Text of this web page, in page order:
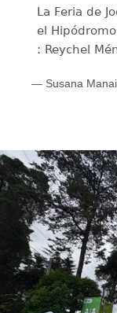
La Feria de
el
: Reychel
— Susana